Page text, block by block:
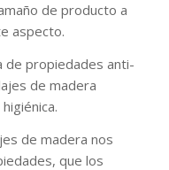
de producto a
aspecto.
de propiedades anti-
de madera
de madera nos
que los